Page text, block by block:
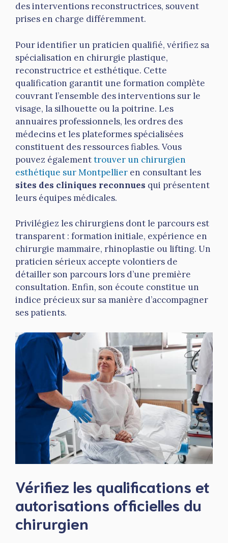
des interventions reconstructrices, souvent
prises en charge différemment.
Pour identifier un praticien qualifié, vérifiez sa
spécialisation en chirurgie plastique,
reconstructrice et esthétique. Cette
qualification garantit une formation complète
couvrant l’ensemble des interventions sur le
visage, la silhouette ou la poitrine. Les
annuaires professionnels, les ordres des
médecins et les plateformes spécialisées
constituent des ressources fiables. Vous
pouvez égalementtrouver un chirurgien
esthétique sur Montpellier en consultant les
sites des cliniques reconnues qui présentent
leurs équipes médicales.
Privilégiez les chirurgiens dont le parcours est
transparent : formation initiale, expérience en
chirurgie mammaire, rhinoplastie ou lifting. Un
praticien sérieux accepte volontiers de
détailler son parcours lors d’une première
consultation. Enfin, son écoute constitue un
indice précieux sur sa manière d’accompagner
ses patients.
Vérifiez les qualifications et
autorisations officielles du
chirurgien